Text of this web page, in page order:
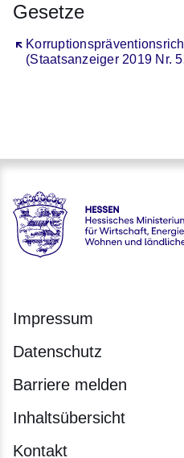
Gesetze
(Staatsanzeiger 2019 Nr.
Öffnet sich in einem neuen
Hessen - Hessisches
Impressum
Datenschutz
Barriere melden
Inhaltsübersicht
Kontakt